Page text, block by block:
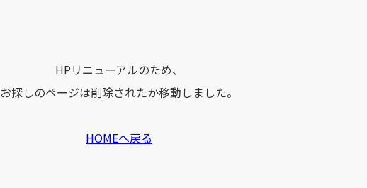
HPリニューアルのため、
お探しのページは削除されたか移動しました。
HOMEへ戻る